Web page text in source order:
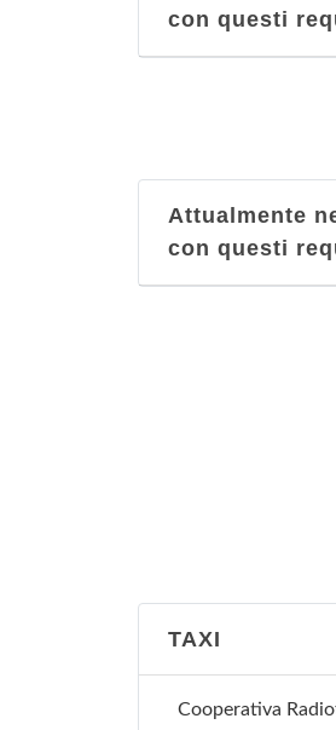
con questi
Attualmente
con questi
TAXI
Cooperativa